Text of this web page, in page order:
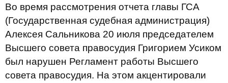
Во время рассмотрения отчета главы ГСА
(Государственная судебная администрация)
Алексея Сальникова 20 июля председателем
Высшего совета правосудия Григорием Усиком
был нарушен Регламент работы Высшего
совета правосудия. На этом акцентировали